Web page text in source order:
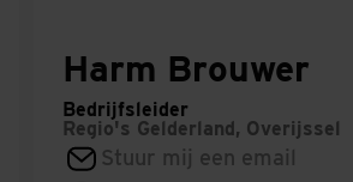
Harm Brouwer
Bedrijfsleider
Regio's Gelderland, Overijssel
Stuur mij een email